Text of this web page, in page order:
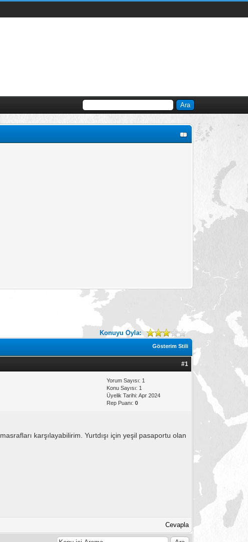
Konuyu Oyla:
Gösterim Stili
#1
Yorum Sayısı: 1
Konu Sayısı: 1
Üyelik Tarihi: Apr 2024
Rep Puanı:0
karşılayabilirim. Yurtdışı için yeşil pasaportu olan
Cevapla